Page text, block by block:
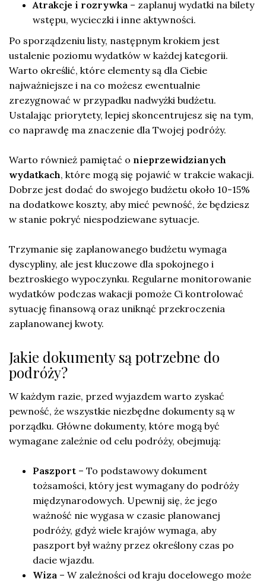
Atrakcje i rozrywka – zaplanuj wydatki na bilety
wstępu, wycieczki i inne aktywności.
Po sporządzeniu listy, następnym krokiem jest
ustalenie poziomu wydatków w każdej kategorii.
Warto określić, które elementy są dla Ciebie
najważniejsze i na co możesz ewentualnie
zrezygnować w przypadku nadwyżki budżetu.
Ustalając priorytety, lepiej skoncentrujesz się na tym,
co naprawdę ma znaczenie dla Twojej podróży.
Warto również pamiętać o nieprzewidzianych
wydatkach, które mogą się pojawić w trakcie wakacji.
Dobrze jest dodać do swojego budżetu około 10-15%
na dodatkowe koszty, aby mieć pewność, że będziesz
w stanie pokryć niespodziewane sytuacje.
Trzymanie się zaplanowanego budżetu wymaga
dyscypliny, ale jest kluczowe dla spokojnego i
beztroskiego wypoczynku. Regularne monitorowanie
wydatków podczas wakacji pomoże Ci kontrolować
sytuację finansową oraz uniknąć przekroczenia
zaplanowanej kwoty.
Jakie dokumenty są potrzebne do
podróży?
W każdym razie, przed wyjazdem warto zyskać
pewność, że wszystkie niezbędne dokumenty są w
porządku. Główne dokumenty, które mogą być
wymagane zależnie od celu podróży, obejmują:
Paszport – To podstawowy dokument
tożsamości, który jest wymagany do podróży
międzynarodowych. Upewnij się, że jego
ważność nie wygasa w czasie planowanej
podróży, gdyż wiele krajów wymaga, aby
paszport był ważny przez określony czas po
dacie wjazdu.
Wiza – W zależności od kraju docelowego może